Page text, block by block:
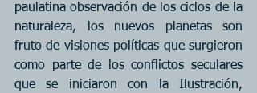
paulatina observación de los ciclos de la
naturaleza, los nuevos planetas son
fruto de visiones políticas que surgieron
como parte de los conflictos seculares
que se iniciaron con la Ilustración,